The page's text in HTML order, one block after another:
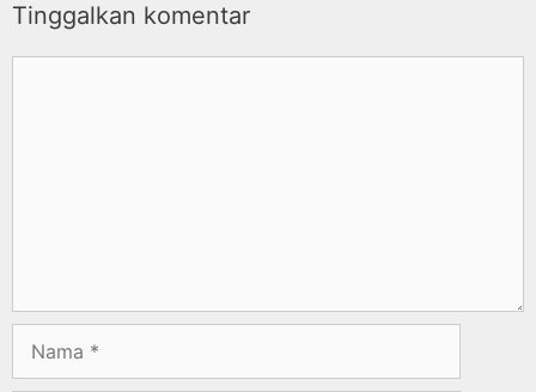
Tinggalkan komentar